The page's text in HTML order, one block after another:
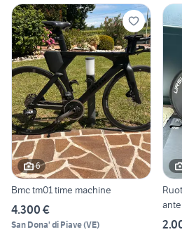
6
Bmc tm01 time machine
4.300 €
San Dona' di Piave(VE)